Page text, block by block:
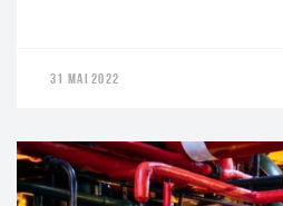
31 MAI 2022